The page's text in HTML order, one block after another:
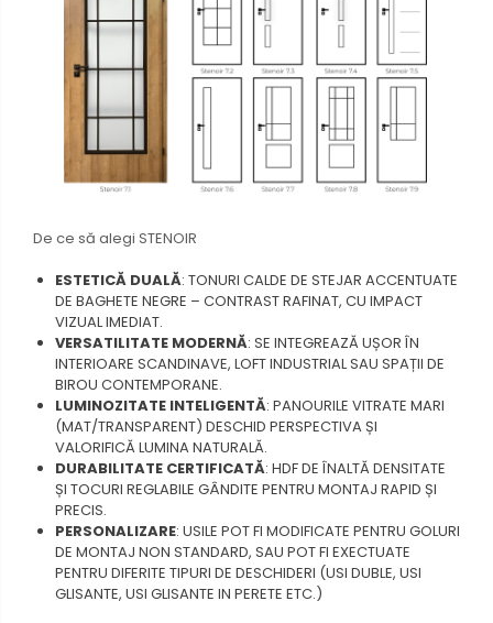
De ce să alegi STENOIR
ESTETICĂ DUALĂ: TONURI CALDE DE STEJAR ACCENTUATE
DE BAGHETE NEGRE – CONTRAST RAFINAT, CU IMPACT
VIZUAL IMEDIAT.
VERSATILITATE MODERNĂ: SE INTEGREAZĂ UȘOR ÎN
INTERIOARE SCANDINAVE, LOFT INDUSTRIAL SAU SPAȚII DE
BIROU CONTEMPORANE.
LUMINOZITATE INTELIGENTĂ: PANOURILE VITRATE MARI
(MAT/TRANSPARENT) DESCHID PERSPECTIVA ȘI
VALORIFICĂ LUMINA NATURALĂ.
DURABILITATE CERTIFICATĂ: HDF DE ÎNALTĂ DENSITATE
ȘI TOCURI REGLABILE GÂNDITE PENTRU MONTAJ RAPID ȘI
PRECIS.
PERSONALIZARE: USILE POT FI MODIFICATE PENTRU GOLURI
DE MONTAJ NON STANDARD, SAU POT FI EXECTUATE
PENTRU DIFERITE TIPURI DE DESCHIDERI (USI DUBLE, USI
GLISANTE, USI GLISANTE IN PERETE ETC.)